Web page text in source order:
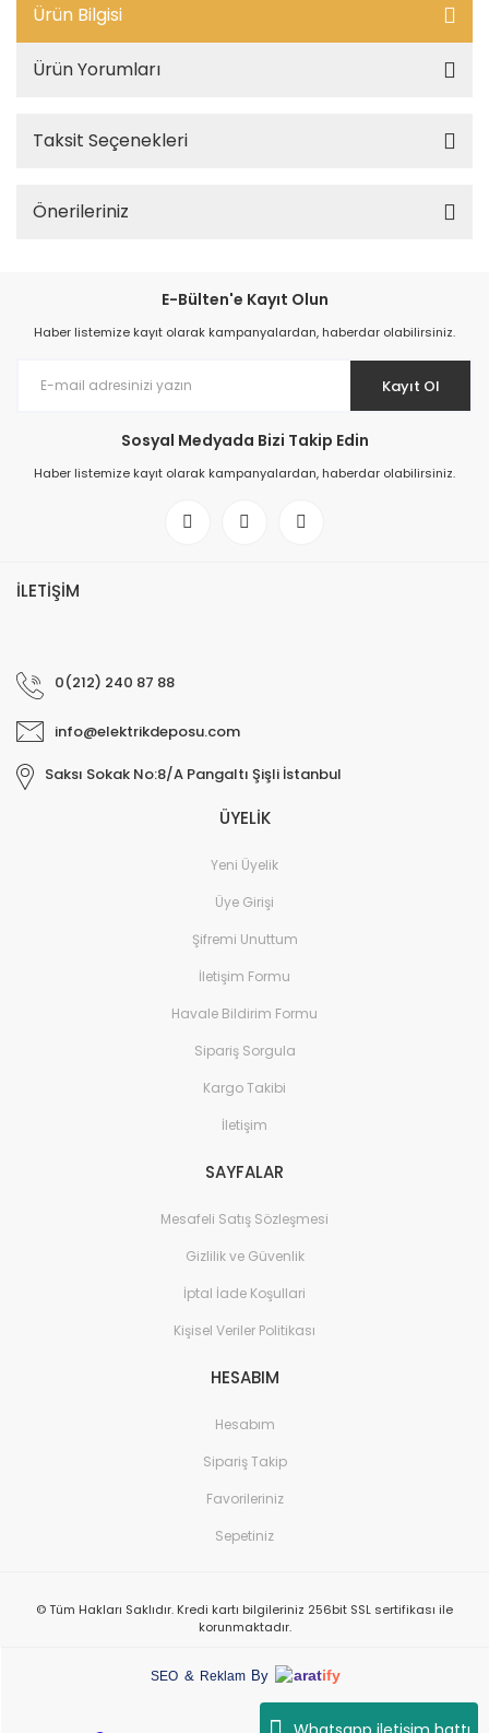
Ürün Bilgisi
Ürün Yorumları
Taksit Seçenekleri
Önerileriniz
E-Bülten'e Kayıt Olun
Haber listemize kayıt olarak kampanyalardan, haberdar olabilirsiniz.
Kayıt Ol
Sosyal Medyada Bizi Takip Edin
Haber listemize kayıt olarak kampanyalardan, haberdar olabilirsiniz.
İLETİŞİM
0(212) 240 87 88
info@elektrikdeposu.com
Saksı Sokak No:8/A Pangaltı Şişli İstanbul
ÜYELİK
Yeni Üyelik
Üye Girişi
Şifremi Unuttum
İletişim Formu
Havale Bildirim Formu
Sipariş Sorgula
Kargo Takibi
İletişim
SAYFALAR
Mesafeli Satış Sözleşmesi
Gizlilik ve Güvenlik
İptal İade Koşullari
Kişisel Veriler Politikası
HESABIM
Hesabım
Sipariş Takip
Favorileriniz
Sepetiniz
© Tüm Hakları Saklıdır. Kredi kartı bilgileriniz 256bit SSL sertifikası ile
korunmaktadır.
SEO & Reklam By aratify